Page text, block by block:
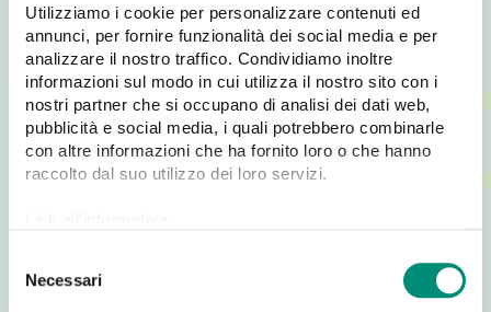
Utilizziamo i cookie per personalizzare contenuti ed
annunci, per fornire funzionalità dei social media e per
analizzare il nostro traffico. Condividiamo inoltre
informazioni sul modo in cui utilizza il nostro sito con i
nostri partner che si occupano di analisi dei dati web,
pubblicità e social media, i quali potrebbero combinarle
con altre informazioni che ha fornito loro o che hanno
raccolto dal suo utilizzo dei loro servizi.
Necessari
La spesa IT crescerà del 5% nel mondo, ma a farla da
padroni saranno i dispositivi mobili. Tablet e
smartphone costituiranno ben il 60% della crescita
totale!
4. BIG DATA
La spesa per i Big Data aumenterà del 30%, superando
i 14 miliardi di dollari, qui la gara si spenderà nello
sviluppare “piattaforme cloud di dati ottimizzate” in
La passione sfrenata per tablet e smartphone non
diminuirà nel 2014, anzi sarà destinata a crescere del